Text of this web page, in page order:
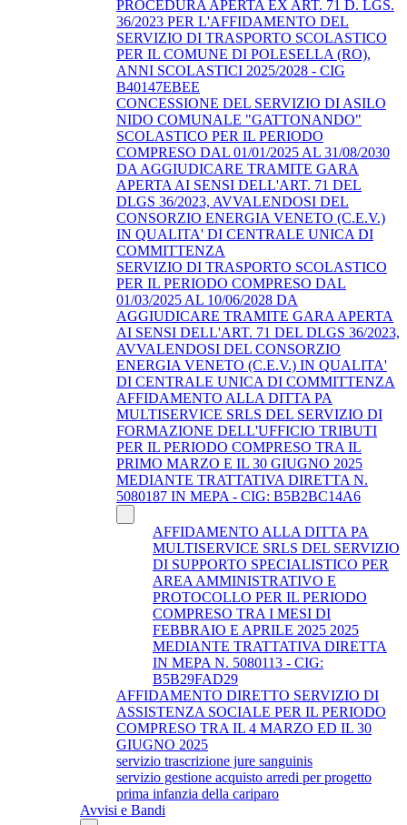
PROCEDURA APERTA EX ART. 71 D. LGS.
36/2023 PER L'AFFIDAMENTO DEL
SERVIZIO DI TRASPORTO SCOLASTICO
PER IL COMUNE DI POLESELLA (RO),
ANNI SCOLASTICI 2025/2028 - CIG
B40147EBEE
CONCESSIONE DEL SERVIZIO DI ASILO
NIDO COMUNALE "GATTONANDO"
SCOLASTICO PER IL PERIODO
COMPRESO DAL 01/01/2025 AL 31/08/2030
DA AGGIUDICARE TRAMITE GARA
APERTA AI SENSI DELL'ART. 71 DEL
DLGS 36/2023, AVVALENDOSI DEL
CONSORZIO ENERGIA VENETO (C.E.V.)
IN QUALITA' DI CENTRALE UNICA DI
COMMITTENZA
SERVIZIO DI TRASPORTO SCOLASTICO
PER IL PERIODO COMPRESO DAL
01/03/2025 AL 10/06/2028 DA
AGGIUDICARE TRAMITE GARA APERTA
AI SENSI DELL'ART. 71 DEL DLGS 36/2023,
AVVALENDOSI DEL CONSORZIO
ENERGIA VENETO (C.E.V.) IN QUALITA'
DI CENTRALE UNICA DI COMMITTENZA
AFFIDAMENTO ALLA DITTA PA
MULTISERVICE SRLS DEL SERVIZIO DI
FORMAZIONE DELL'UFFICIO TRIBUTI
PER IL PERIODO COMPRESO TRA IL
PRIMO MARZO E IL 30 GIUGNO 2025
MEDIANTE TRATTATIVA DIRETTA N.
5080187 IN MEPA - CIG: B5B2BC14A6
AFFIDAMENTO ALLA DITTA PA
MULTISERVICE SRLS DEL SERVIZIO
DI SUPPORTO SPECIALISTICO PER
AREA AMMINISTRATIVO E
PROTOCOLLO PER IL PERIODO
COMPRESO TRA I MESI DI
FEBBRAIO E APRILE 2025 2025
MEDIANTE TRATTATIVA DIRETTA
IN MEPA N. 5080113 - CIG:
B5B29FAD29
AFFIDAMENTO DIRETTO SERVIZIO DI
ASSISTENZA SOCIALE PER IL PERIODO
COMPRESO TRA IL 4 MARZO ED IL 30
GIUGNO 2025
servizio trascrizione jure sanguinis
servizio gestione acquisto arredi per progetto
prima infanzia della cariparo
Avvisi e Bandi